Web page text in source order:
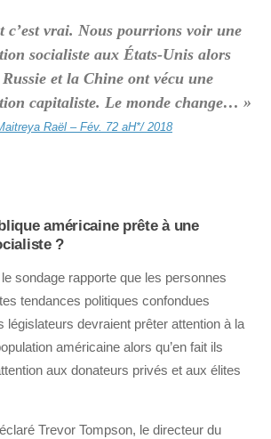
c’est vrai. Nous pourrions voir une
socialiste aux États-Unis alors
et la Chine ont vécu une
capitaliste. Le monde change… »
Raël – Fév. 72 aH*/ 2018
américaine prête à une
?
le sondage rapporte que les personnes
tendances politiques confondues
législateurs devraient prêter attention à la
américaine alors qu’en fait ils
aux donateurs privés et aux élites
Trevor Tompson, le directeur du